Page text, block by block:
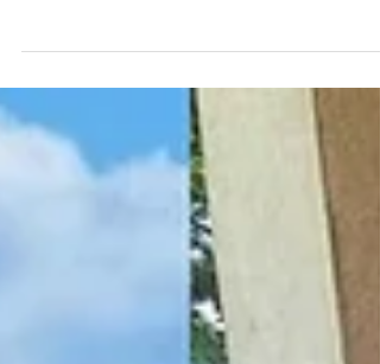
regija gastronomije 2026."
Više info uskoro...